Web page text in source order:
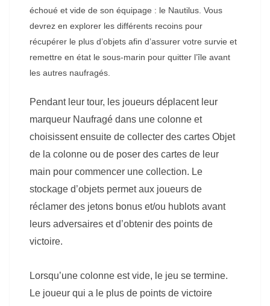
échoué et vide de son équipage : le Nautilus. Vous
devrez en explorer les différents recoins pour
récupérer le plus d’objets afin d’assurer votre survie et
remettre en état le sous-marin pour quitter l’île avant
les autres naufragés.
Pendant leur tour, les joueurs déplacent leur
marqueur Naufragé dans une colonne et
choisissent ensuite de collecter des cartes Objet
de la colonne ou de poser des cartes de leur
main pour commencer une collection. Le
stockage d’objets permet aux joueurs de
réclamer des jetons bonus et/ou hublots avant
leurs adversaires et d’obtenir des points de
victoire.
Lorsqu’une colonne est vide, le jeu se termine.
Le joueur qui a le plus de points de victoire